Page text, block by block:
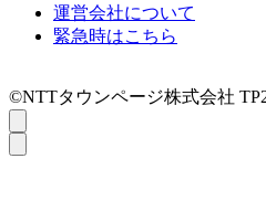
運営会社について
緊急時はこちら
©NTTタウンページ株式会社